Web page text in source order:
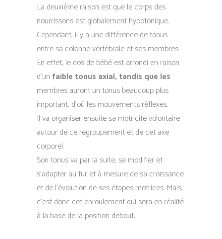
La deuxième raison est que le corps des
nourrissons est globalement hypotonique.
Cependant, il y a une différence de tonus
entre sa colonne vertébrale et ses membres.
En effet, le dos de bébé est arrondi en raison
d’un faible tonus axial, tandis que les
membres auront un tonus beaucoup plus
important, d’où les mouvements réflexes.
Il va organiser ensuite sa motricité volontaire
autour de ce regroupement et de cet axe
corporel.
Son tonus va par la suite, se modifier et
s’adapter au fur et à mesure de sa croissance
et de l’évolution de ses étapes motrices. Mais,
c’est donc cet enroulement qui sera en réalité
à la base de la position debout.